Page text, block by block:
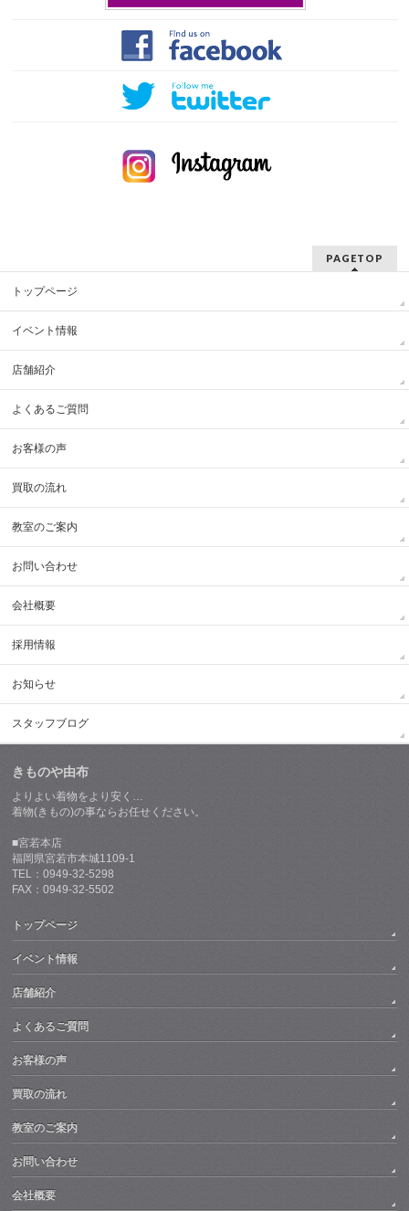
PAGETOP
トップページ
イベント情報
店舗紹介
よくあるご質問
お客様の声
買取の流れ
教室のご案内
お問い合わせ
会社概要
採用情報
お知らせ
スタッフブログ
きものや由布
よりよい着物をより安く…
着物(きもの)の事ならお任せください。
■宮若本店
福岡県宮若市本城1109-1
TEL：0949-32-5298
FAX：0949-32-5502
トップページ
イベント情報
店舗紹介
よくあるご質問
お客様の声
買取の流れ
教室のご案内
お問い合わせ
会社概要